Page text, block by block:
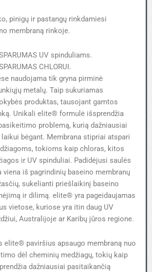
pinigų ir pastangų rinkdamiesi
membraną rinkoje.
UV spinduliams.
CHLORUI.
naudojama tik gryna pirminė
metalų. Taip sukuriamas
produktas, tausojant gamtos
Unikali elite® formulė išsprendžia
problemą, kurią dažniausiai
bėgant. Membrana stipriai atspari
tokioms kaip chloras, kitos
ir UV spinduliai. Padidėjusi saulės
viena iš pagrindinių baseino membranų
sukelianti priešlaikinį baseino
ir dilimą. elite® yra pageidaujamas
vietose, kuriose yra itin daug UV
Australijoje ar Karibų jūros regione.
elite® paviršius apsaugo membraną nuo
dėl cheminių medžiagų, tokių kaip
dažniausiai pasitaikančią